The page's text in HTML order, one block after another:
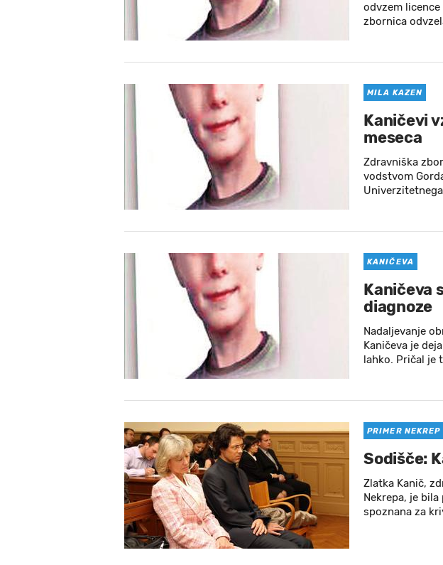
odvzem
zbornica
MILA KAZEN
Kaničevi
meseca
Zdravniška
vodstvom
KANIČEVA
Kaničeva
diagnoze
Nadaljevanje
Kaničeva je
lahko. Pričal je
PRIMER NEKREP
Sodišče:
Zlatka Kanič,
Nekrepa, je
spoznana za